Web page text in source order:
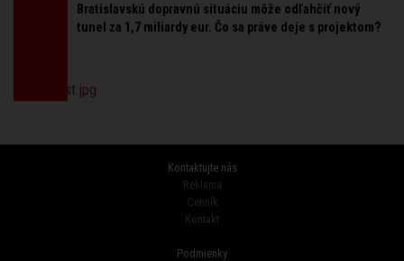
Bratislavskú dopravnú situáciu môže odľahčiť nový
tunel za 1,7 miliardy eur. Čo sa práve deje s projektom?
Kontaktujte nás
Reklama
Cenník
Kontakt
Podmienky